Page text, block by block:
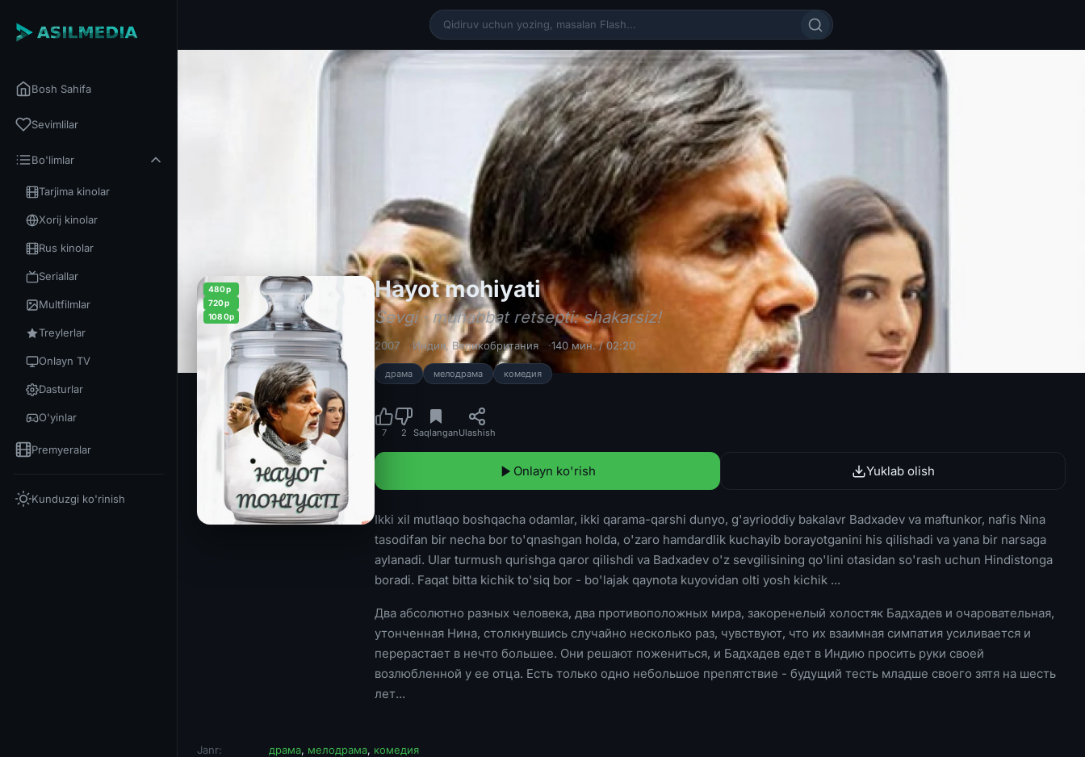
Bosh Sahifa
Sevimlilar
Bo'limlar
Tarjima kinolar
Xorij kinolar
Rus kinolar
Seriallar
Multfilmlar
Treylerlar
Onlayn TV
Dasturlar
O'yinlar
Premyeralar
Kunduzgi ko'rinish
480p
720p
1080p
Hayot mohiyatiHayot mohiyati / Sevgi / muhabbat retsepti:
Sevgi · muhabbat retsepti: shakarsiz!
2007 Индия , Великобритания 140 мин. / 02:20
драма мелодрама комедия
7 2 SaqlanganUlashish
Onlayn ko'rish Yuklab olish
Ikki xil mutlaqo boshqacha odamlar, ikki qarama-qarshi dunyo, g'ayrioddiy bakalavr Badxadev va maftunkor, nafis Nina
tasodifan bir necha bor to'qnashgan holda, o'zaro hamdardlik kuchayib borayotganini his qilishadi va yana bir narsaga
aylanadi. Ular turmush qurishga qaror qilishdi va Badxadev o'z sevgilisining qo'lini otasidan so'rash uchun Hindistonga
boradi. Faqat bitta kichik to'siq bor - bo'lajak qaynota kuyovidan olti yosh kichik ...
Два абсолютно разных человека, два противоположных мира, закоренелый холостяк Бадхадев и очаровательная,
утонченная Нина, столкнувшись случайно несколько раз, чувствуют, что их взаимная симпатия усиливается и
перерастает в нечто большее. Они решают пожениться, и Бадхадев едет в Индию просить руки своей
возлюбленной у ее отца. Есть только одно небольшое препятствие - будущий тесть младше своего зятя на шесть
лет...
Janr: драма, мелодрама, комедия